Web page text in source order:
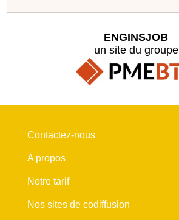
ENGINSJOB
un site du groupe
Contactez-nous
A propos
Notre tarif
Nos sites de codiffusion